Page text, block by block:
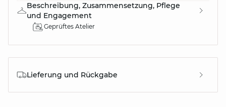
Beschreibung, Zusammensetzung, Pflege
und Engagement
Geprüftes Atelier
Lieferung und Rückgabe